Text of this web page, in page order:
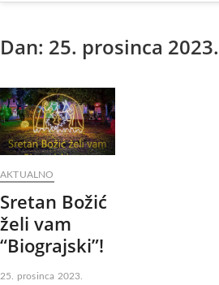
Dan: 25. prosinca 2023.
AKTUALNO
Sretan Božić
želi vam
“Biograjski”!
25. prosinca 2023.